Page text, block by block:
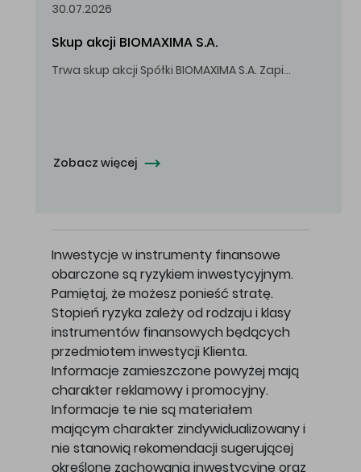
30.07.2026
Skup akcji BIOMAXIMA S.A.
Trwa skup akcji Spółki BIOMAXIMA S.A. Zapisy do 4 sierpnia 2026 r. do godz. 16.00.
Zobacz więcej
Inwestycje w instrumenty finansowe
obarczone są ryzykiem inwestycyjnym.
Pamiętaj, że możesz ponieść stratę.
Stopień ryzyka zależy od rodzaju i klasy
instrumentów finansowych będących
przedmiotem inwestycji Klienta.
Informacje zamieszczone powyżej mają
charakter reklamowy i promocyjny.
Informacje te nie są materiałem
mającym charakter zindywidualizowany i
nie stanowią rekomendacji sugerującej
określone zachowania inwestycyjne oraz